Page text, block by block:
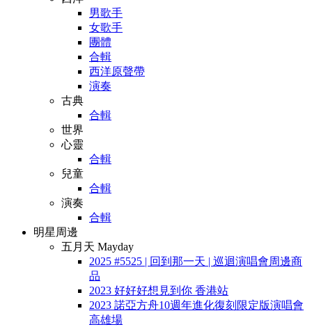
男歌手
女歌手
團體
合輯
西洋原聲帶
演奏
古典
合輯
世界
心靈
合輯
兒童
合輯
演奏
合輯
明星周邊
五月天 Mayday
2025 #5525 | 回到那一天 | 巡迴演唱會周邊商
品
2023 好好好想見到你 香港站
2023 諾亞方舟10週年進化復刻限定版演唱會
高雄場